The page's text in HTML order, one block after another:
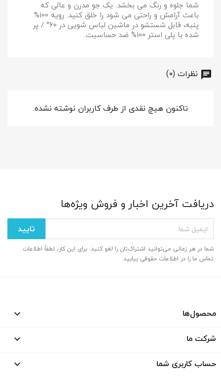
شما جلوه و رنگ می بخشد. یک جو مدرن و عالی که
باعث آرامش و راحتی می شود را خلق کنید. رویه 100%
پنبه، قابل شستشو در ماشین لباس شویی در 60° / پر
شده با پلی استر 100% ضد حساسیت.
نظرات (0)
تاکنون هیچ نقدی از طرف کاربران نوشته نشده.
دریافت آخرین اخبار و فروش ویژه‌ها
شما در هر زمانی می‌توانید اشتراک‌تان را لغو کنید. برای این کار، لطفاً اطلاعات
تماس ما را در اطلاعات حقوقی بیابید.
محصول‌ها 
شرکت ما 
حساب کاربری شما 